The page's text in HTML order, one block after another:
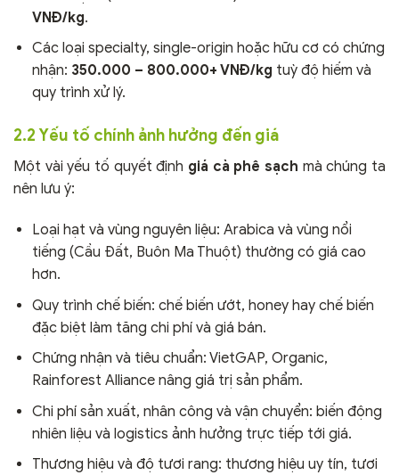
VNĐ/kg.
Các loại specialty, single-origin hoặc hữu cơ có chứng
nhận: 350.000 – 800.000+ VNĐ/kg tuỳ độ hiếm và
quy trình xử lý.
2.2 Yếu tố chính ảnh hưởng đến giá
Một vài yếu tố quyết định giá cà phê sạch mà chúng ta
nên lưu ý:
Loại hạt và vùng nguyên liệu: Arabica và vùng nổi
tiếng (Cầu Đất, Buôn Ma Thuột) thường có giá cao
hơn.
Quy trình chế biến: chế biến ướt, honey hay chế biến
đặc biệt làm tăng chi phí và giá bán.
Chứng nhận và tiêu chuẩn: VietGAP, Organic,
Rainforest Alliance nâng giá trị sản phẩm.
Chi phí sản xuất, nhân công và vận chuyển: biến động
nhiên liệu và logistics ảnh hưởng trực tiếp tới giá.
Thương hiệu và độ tươi rang: thương hiệu uy tín, tươi